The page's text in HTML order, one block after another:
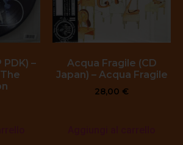
PDK) –
Acqua Fragile (CD
Japan) – Acqua Fragile
28,00 €